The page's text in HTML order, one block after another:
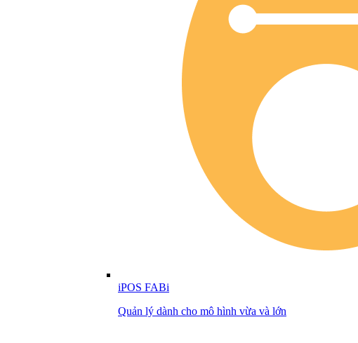
iPOS FABi
Quản lý dành cho mô hình vừa và lớn